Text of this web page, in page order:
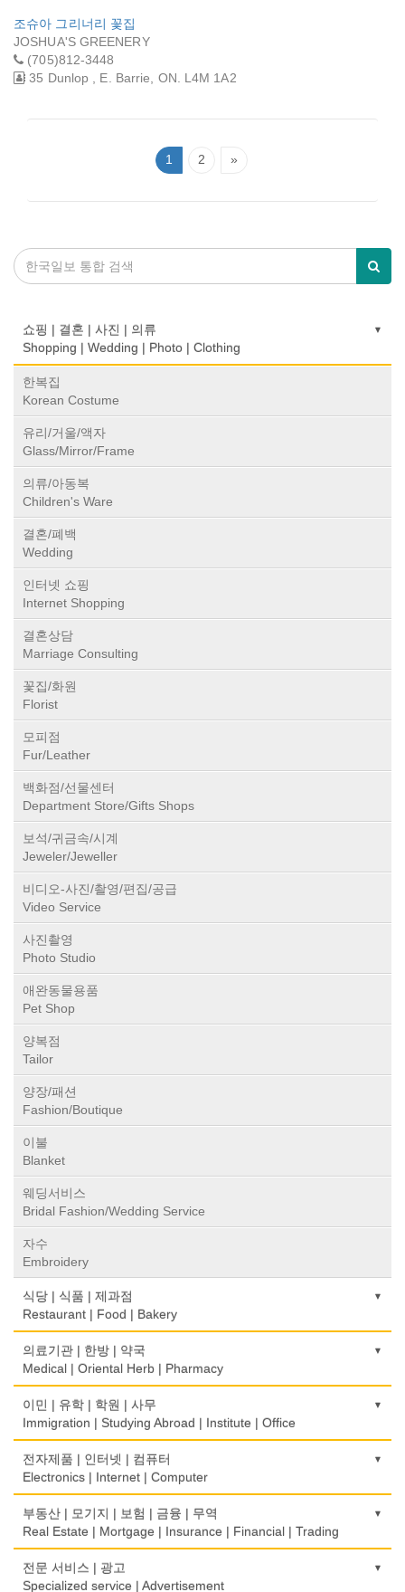
조슈아 그리너리 꽃집
JOSHUA'S GREENERY
(705)812-3448
35 Dunlop , E. Barrie, ON. L4M 1A2
1 2 »
쇼핑 | 결혼 | 사진 | 의류
Shopping | Wedding | Photo | Clothing
한복집
Korean Costume
유리/거울/액자
Glass/Mirror/Frame
의류/아동복
Children's Ware
결혼/폐백
Wedding
인터넷 쇼핑
Internet Shopping
결혼상담
Marriage Consulting
꽃집/화원
Florist
모피점
Fur/Leather
백화점/선물센터
Department Store/Gifts Shops
보석/귀금속/시계
Jeweler/Jeweller
비디오-사진/촬영/편집/공급
Video Service
사진촬영
Photo Studio
애완동물용품
Pet Shop
양복점
Tailor
양장/패션
Fashion/Boutique
이불
Blanket
웨딩서비스
Bridal Fashion/Wedding Service
자수
Embroidery
식당 | 식품 | 제과점
Restaurant | Food | Bakery
농장
Farm
떡집/방앗간
Rice Cake
생선가게
Fish Market
Restaurant
식당장비
Food Equipment
의료기관 | 한방 | 약국
Medical | Oriental Herb | Pharmacy
의사-검안의
Optometrist
보청기
Hearing Aid
Bidet
Psychologist/Psychiatrist
이민 | 유학 | 학원 | 사무
Immigration | Studying Abroad | Institute | Office
이민/유학
Immigration/Studying Abroad
사무기기
Office Equipment
Stationery/Office Equipment
전자제품 | 인터넷 | 컴퓨터
Electronics | Internet | Computer
금전등록기
Cash Register
인터넷 서비스/까페
Internet Service/Cafe
부동산 | 모기지 | 보험 | 금융 | 무역
Real Estate | Mortgage | Insurance | Financial | Trading
도매
Wholesale
전문 서비스 | 광고
Specialized service | Advertisement